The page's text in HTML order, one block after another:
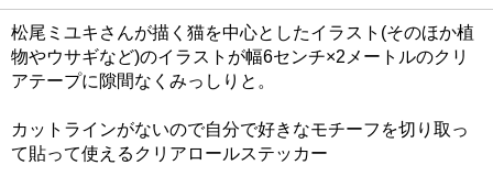
松尾ミユキさんが描く猫を中心としたイラスト(そのほか植
物やウサギなど)のイラストが幅6センチ×2メートルのクリ
アテープに隙間なくみっしりと。
カットラインがないので自分で好きなモチーフを切り取っ
て貼って使えるクリアロールステッカー